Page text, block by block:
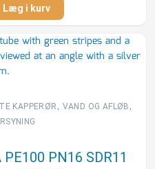
Læg i kurv
KAPPERØR , VAND OG AFLØB ,
PN16 SDR11